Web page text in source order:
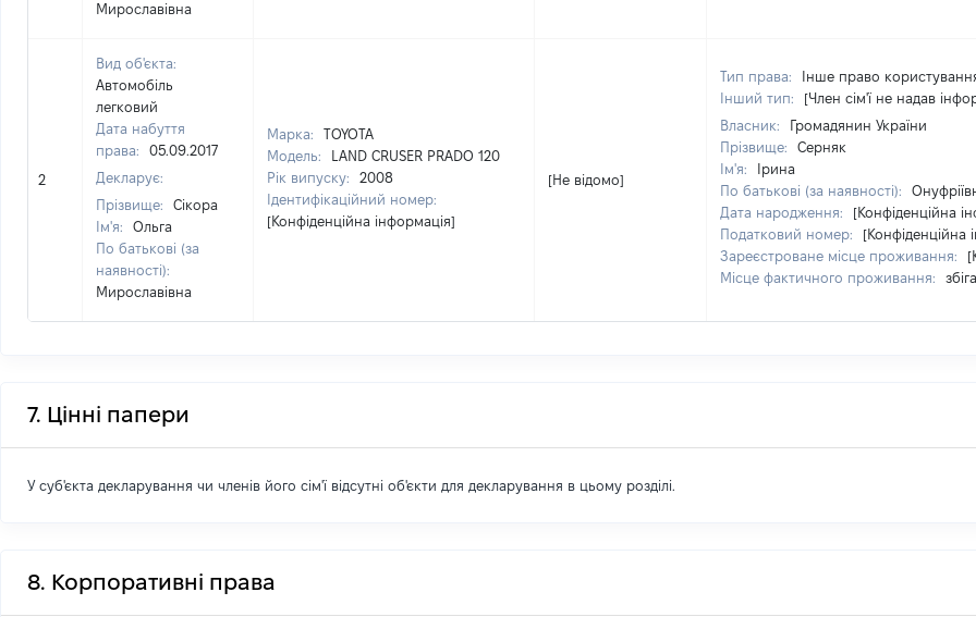
Мирославівна
2
Вид об'єкта:
Автомобіль
легковий
Дата набуття
права:
05.09.2017
Декларує:
Прізвище:
Сікора
Ім'я:
Ольга
По батькові (за
наявності):
Мирославівна
Марка:
TOYOTA
Модель:
LAND CRUSER PRADO 120
Рік випуску:
2008
Ідентифікаційний номер:
[Конфіденційна інформація]
[Не відомо]
Тип права:
Інше право
Інший тип:
[Член сім'ї не надав
Власник:
Громадянин України
Прізвище:
Серняк
Ім'я:
Ірина
По батькові (за наявності):
Дата народження:
[Конфіденційна
Податковий номер:
[Конфіденційна
Зареєстроване місце проживання:
Місце фактичного проживання:
7. Цінні папери
У суб'єкта декларування чи членів його сім'ї відсутні об'єкти для декларування в цьому розділі.
8. Корпоративні права